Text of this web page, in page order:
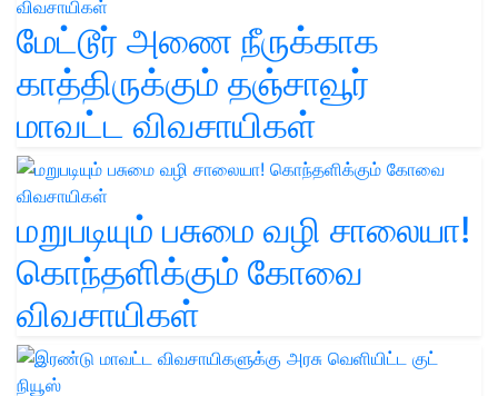
மேட்டூர் அணை நீருக்காக
காத்திருக்கும் தஞ்சாவூர்
மாவட்ட விவசாயிகள்
மறுபடியும் பசுமை வழி சாலையா!
கொந்தளிக்கும் கோவை
விவசாயிகள்